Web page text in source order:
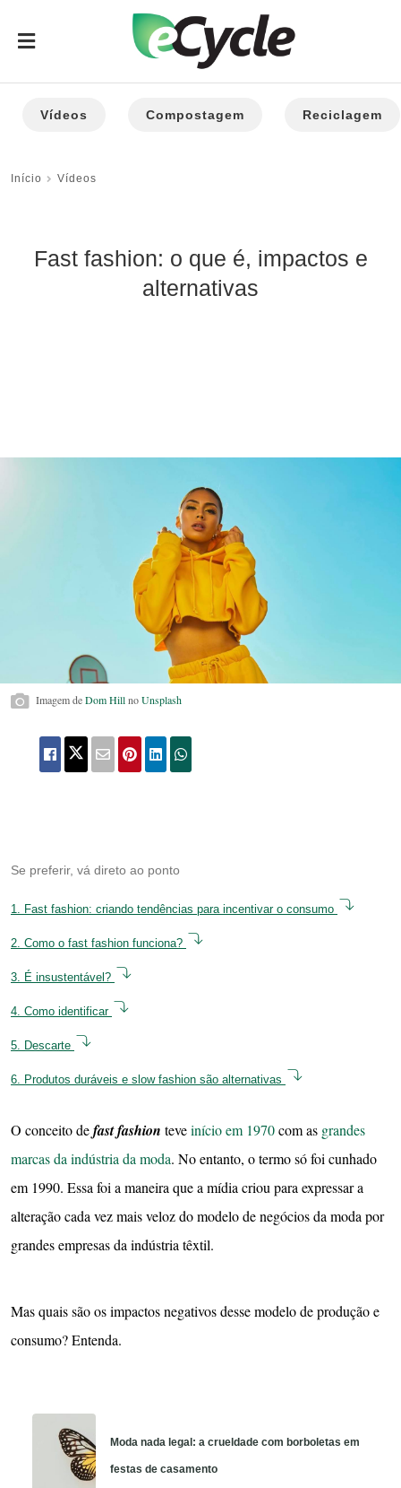
Vídeos Compostagem Reciclagem
Início Vídeos
Fast fashion: o que é, impactos e
alternativas
Imagem deDom HillnoUnsplash
Se preferir, vá direto ao ponto
1. Fast fashion: criando tendências para incentivar o consumo
2. Como o fast fashion funciona?
3. É insustentável?
4. Como identificar
5. Descarte
6. Produtos duráveis e slow fashion são alternativas
O conceito defast fashion teveinício em 1970com as grandes
marcas da indústria da moda. No entanto, o termo só foi cunhado
em 1990. Essa foi a maneira que a mídia criou para expressar a
alteração cada vez mais veloz do modelo de negócios da moda por
grandes empresas da indústria têxtil.
Mas quais são os impactos negativos desse modelo de produção e
consumo? Entenda.
Moda nada legal: a crueldade com borboletas em
festas de casamento